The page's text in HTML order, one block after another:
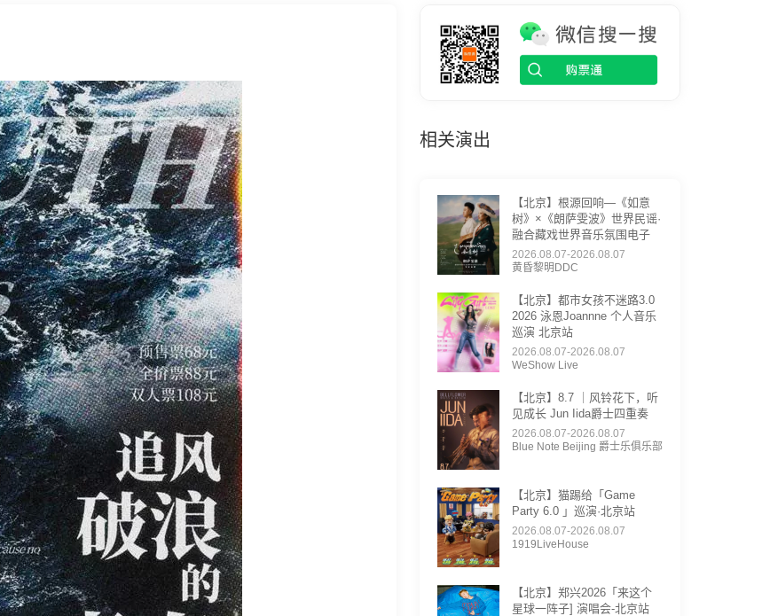
相关演出
【北京】根源回响—《如意
树》×《朗萨雯波》世界民谣·
融合藏戏世界音乐氛围电子
2026.08.07-2026.08.07
黄昏黎明DDC
【北京】都市女孩不迷路3.0
2026 泳恩Joannne 个人音乐
巡演 北京站
2026.08.07-2026.08.07
WeShow Live
【北京】8.7 ｜风铃花下，听
见成长 Jun Iida爵士四重奏
2026.08.07-2026.08.07
Blue Note Beijing 爵士乐俱乐部
【北京】猫踢给「Game
Party 6.0 」巡演·北京站
2026.08.07-2026.08.07
1919LiveHouse
【北京】郑兴2026「来这个
星球一阵子] 演唱会-北京站